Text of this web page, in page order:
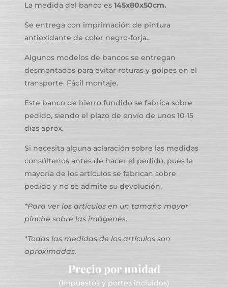
La medida del banco es 145x80x50cm.
Se entrega con imprimación de pintura
antioxidante de color negro-forja..
Algunos modelos de bancos se entregan
desmontados para evitar roturas y golpes en el
transporte. Fácil montaje.
Este banco de hierro fundido se fabrica sobre
pedido, siendo el plazo de envío de unos 10-15
días aprox.
Si necesita alguna aclaración sobre las medidas
consúltenos antes de hacer el pedido, pues la
mayoría de los artículos se fabrican sobre
pedido y no se admite su devolución.
*Para ver los artículos en un tamaño mayor
pinche sobre las imágenes.
*Todas las medidas de los artículos son
aproximadas.
Precio por unidad
(Impuestos y portes incluidos)